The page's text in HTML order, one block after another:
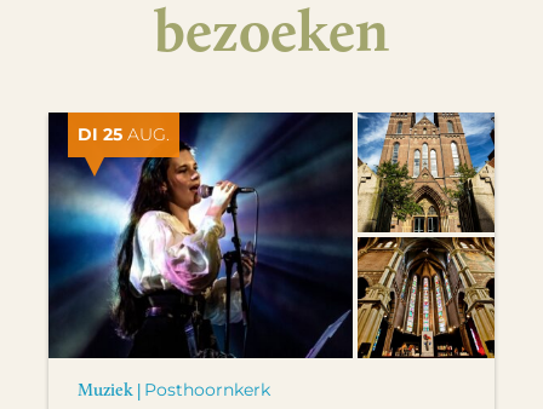
bezoeken
DI 25 AUG.
Muziek | Posthoornkerk